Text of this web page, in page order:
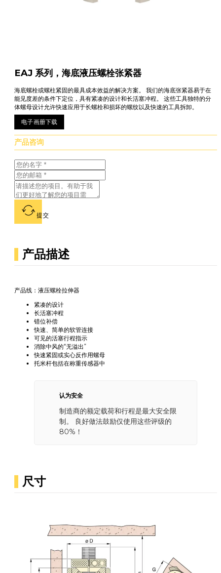
EAJ 系列，海底液压螺栓张紧器
海底螺栓或螺柱紧固的最具成本效益的解决方案。 我们的海底张紧器易于在
能见度差的条件下定位，具有紧凑的设计和长活塞冲程。 这些工具独特的分
体螺母设计允许快速应用于长螺栓和损坏的螺纹以及快速的工具拆卸。
电子画册下载
产品咨询
提交
产品描述
产品线：液压螺栓拉伸器
紧凑的设计
长活塞冲程
错位补偿
快速、简单的软管连接
可见的活塞行程指示
消除中风的“无溢出”
快速紧固或实心反作用螺母
托米杆包括在称重传感器中
认为安全
制造商的额定载荷和行程是最大安全限
制。 良好做法鼓励仅使用这些评级的
80%！
尺寸